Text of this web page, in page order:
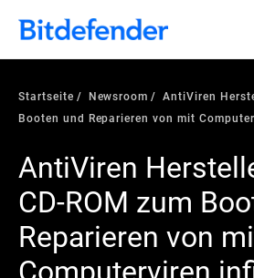
Startseite Newsroom
AntiViren
Booten und Reparieren von mit
AntiViren
CD-ROM zum
Reparieren von